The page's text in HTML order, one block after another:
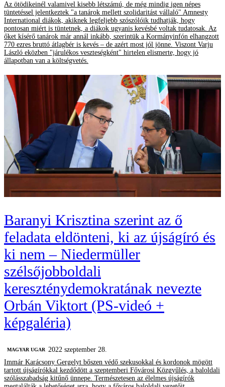
Az ötödikeinél valamivel kisebb létszámú, de még mindig igen népes
tüntetéssel jelentkeztek "a tanárok mellett szolidaritást vállaló" Amnesty
International diákok, akiknek legfeljebb szószólóik tudhatják, hogy
pontosan miért is tüntetnek, a diákok ugyanis kevésbé voltak tudatosak. Az
őket kísérő tanárok már annál inkább, szerintük a Kormányinfón elhangzott
770 ezres bruttó átlagbér is kevés – de azért most jól jönne. Viszont Varju
László eközben "járulékos veszteségként" hirtelen elismerte, hogy jó
állapotban van a költségvetés.
Baranyi Krisztina szerint az ő
feladata eldönteni, ki az újságíró és
ki nem – Niedermüller
szélsőjobboldali
kereszténydemokratának nevezte
Orbán Viktort (PS-videó +
képgaléria)
MAGYAR UGAR 2022 szeptember 28.
Immár Karácsony Gergelyt bőszen védő szekusokkal és kordonok mögött
tartott újságírókkal kezdődött a szeptemberi Fővárosi Közgyűlés, a baloldali
szólásszabadság kitűnő ünnepe. Természetesen az élelmes újságírók